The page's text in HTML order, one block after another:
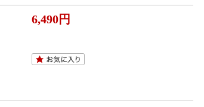
6,490円